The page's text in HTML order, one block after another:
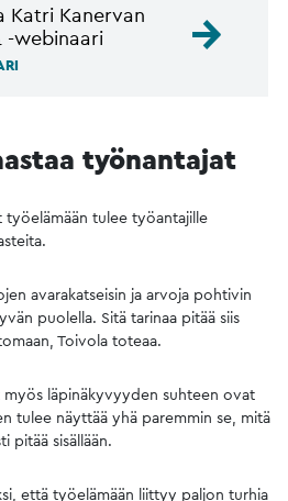
Katri Kanervan
-webinaari
työnantajat
tulee työantajille
avarakatseisin ja arvoja pohtivin
puolella. Sitä tarinaa pitää siis
Toivola toteaa.
läpinäkyvyyden suhteen ovat
tulee näyttää yhä paremmin se, mitä
pitää sisällään.
että työelämään liittyy paljon turhia